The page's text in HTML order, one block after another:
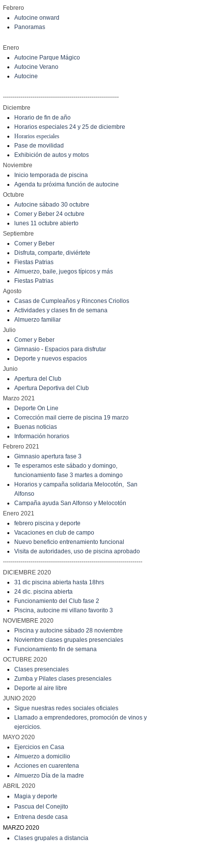
Febrero
Autocine onward
Panoramas
Enero
Autocine Parque Mágico
Autocine Verano
Autocine
-----------------------------------------------------------
Diciembre
Horario de fin de año
Horarios especiales 24 y 25 de diciembre
Horarios especiales
Pase de movilidad
Exhibición de autos y motos
Noviembre
Inicio temporada de piscina
Agenda tu próxima función de autocine
Octubre
Autocine sábado 30 octubre
Comer y Beber 24 octubre
lunes 11 octubre abierto
Septiembre
Comer y Beber
Disfruta, comparte, diviértete
Fiestas Patrias
Almuerzo, baile, juegos típicos y más
Fiestas Patrias
Agosto
Casas de Cumpleaños y Rincones Criollos
Actividades y clases fin de semana
Almuerzo familiar
Julio
Comer y Beber
Gimnasio - Espacios para disfrutar
Deporte y nuevos espacios
Junio
Apertura del Club
Apertura Deportiva del Club
Marzo 2021
Deporte On Line
Corrección mail cierre de piscina 19 marzo
Buenas noticias
Información horarios
Febrero 2021
Gimnasio apertura fase 3
Te esperamos este sábado y domingo,
funcionamiento fase 3 martes a domingo
Horarios y campaña solidaria Melocotón, San
Alfonso
Campaña ayuda San Alfonso y Melocotón
Enero 2021
febrero piscina y deporte
Vacaciones en club de campo
Nuevo beneficio entrenamiento funcional
Visita de autoridades, uso de piscina aprobado
-----------------------------------------------------------------------
DICIEMBRE 2020
31 dic piscina abierta hasta 18hrs
24 dic. piscina abierta
Funcionamiento del Club fase 2
Piscina, autocine mi villano favorito 3
NOVIEMBRE 2020
Piscina y autocine sábado 28 noviembre
Noviembre clases grupales presenciales
Funcionamiento fin de semana
OCTUBRE 2020
Clases presenciales
Zumba y Pilates clases presenciales
Deporte al aire libre
JUNIO 2020
Sigue nuestras redes sociales oficiales
Llamado a emprendedores, promoción de vinos y
ejercicios.
MAYO 2020
Ejercicios en Casa
Almuerzo a domicilio
Acciones en cuarentena
Almuerzo Día de la madre
ABRIL 2020
Magia y deporte
Pascua del Conejito
Entrena desde casa
MARZO 2020
C lases grupales a distancia